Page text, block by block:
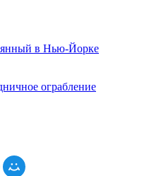
в Нью-Йорке
ограбление